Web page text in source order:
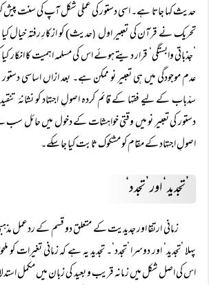
حدیث کہا جاتا ہے۔ اسی دستور کی عملی شکل آپ کی سنت پیش
تحریک نے قرآن کی تعبیرِ اول (حدیث) کو ازکارِ رفتہ خیال
’جذباتی وابستگی‘ قرار دیتے ہوئے اس کی مسلمہ اہمیت کا انکار کیا
عدم موجودگی میں ہی تعبیر نو ممکن ہے۔ بعد ازاں اساسی
سدّباب کے لیے فقہا کے قائم کردہ اصولِ اجتہاد کو نشانۂ
دستور کی تعبیر نو میں وقتی خواہشات کے دخول میں حائل
اصولِ اجتہاد کے مقام کو مشکوک ثابت کیا جا سکے۔
’تجدید ‘ اور ’تجدد‘
زمانی ارتقا اور جدیدیت کے متعلق دو قسم کے ردعمل
پہلا ’تجدید‘ اور دوسرا ’تجدد‘۔ تجدید یہ ہے کہ زمانی تغیرات
اس کی اصل شکل میں زمانہ قریب و بعید کی زبان میں مکمل